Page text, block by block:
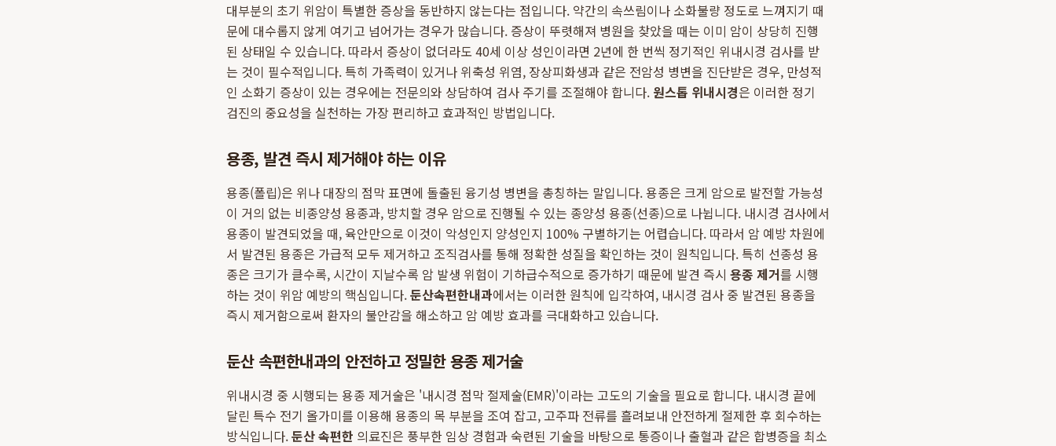
대부분의 초기 위암이 특별한 증상을 동반하지 않는다는 점입니다. 약간의 속쓰림이나 소화불량 정도로 느껴지기 때
문에 대수롭지 않게 여기고 넘어가는 경우가 많습니다. 증상이 뚜렷해져 병원을 찾았을 때는 이미 암이 상당히 진행
된 상태일 수 있습니다. 따라서 증상이 없더라도 40세 이상 성인이라면 2년에 한 번씩 정기적인 위내시경 검사를 받
는 것이 필수적입니다. 특히 가족력이 있거나 위축성 위염, 장상피화생과 같은 전암성 병변을 진단받은 경우, 만성적
인 소화기 증상이 있는 경우에는 전문의와 상담하여 검사 주기를 조절해야 합니다. 원스톱 위내시경은 이러한 정기
검진의 중요성을 실천하는 가장 편리하고 효과적인 방법입니다.
용종, 발견 즉시 제거해야 하는 이유
용종(폴립)은 위나 대장의 점막 표면에 돌출된 융기성 병변을 총칭하는 말입니다. 용종은 크게 암으로 발전할 가능성
이 거의 없는 비종양성 용종과, 방치할 경우 암으로 진행될 수 있는 종양성 용종(선종)으로 나뉩니다. 내시경 검사에서
용종이 발견되었을 때, 육안만으로 이것이 악성인지 양성인지 100% 구별하기는 어렵습니다. 따라서 암 예방 차원에
서 발견된 용종은 가급적 모두 제거하고 조직검사를 통해 정확한 성질을 확인하는 것이 원칙입니다. 특히 선종성 용
종은 크기가 클수록, 시간이 지날수록 암 발생 위험이 기하급수적으로 증가하기 때문에 발견 즉시 용종 제거를 시행
하는 것이 위암 예방의 핵심입니다.둔산속편한내과에서는 이러한 원칙에 입각하여, 내시경 검사 중 발견된 용종을
즉시 제거함으로써 환자의 불안감을 해소하고 암 예방 효과를 극대화하고 있습니다.
둔산 속편한내과의 안전하고 정밀한 용종 제거술
위내시경 중 시행되는 용종 제거술은 '내시경 점막 절제술(EMR)'이라는 고도의 기술을 필요로 합니다. 내시경 끝에
달린 특수 전기 올가미를 이용해 용종의 목 부분을 조여 잡고, 고주파 전류를 흘려보내 안전하게 절제한 후 회수하는
방식입니다.둔산 속편한 의료진은 풍부한 임상 경험과 숙련된 기술을 바탕으로 통증이나 출혈과 같은 합병증을 최소